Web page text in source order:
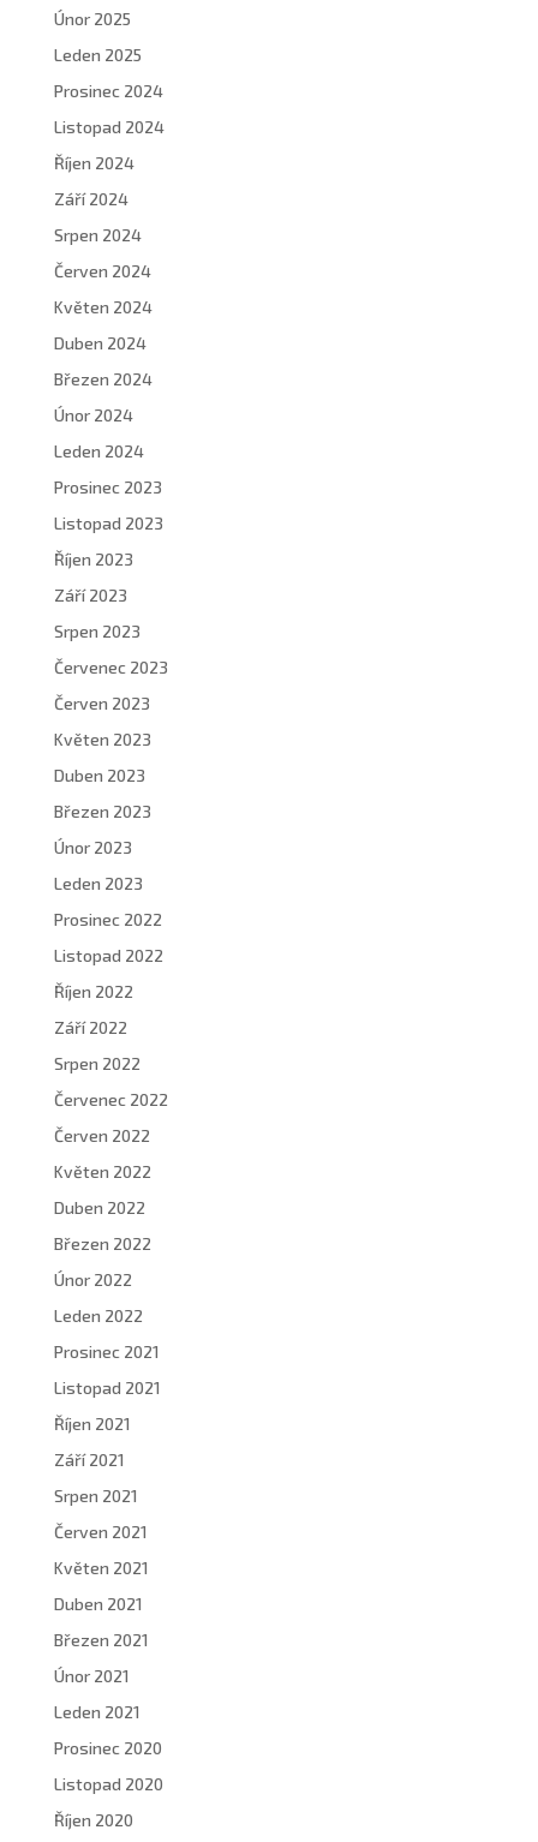
Únor 2025
Leden 2025
Prosinec 2024
Listopad 2024
Říjen 2024
Září 2024
Srpen 2024
Červen 2024
Květen 2024
Duben 2024
Březen 2024
Únor 2024
Leden 2024
Prosinec 2023
Listopad 2023
Říjen 2023
Září 2023
Srpen 2023
Červenec 2023
Červen 2023
Květen 2023
Duben 2023
Březen 2023
Únor 2023
Leden 2023
Prosinec 2022
Listopad 2022
Říjen 2022
Září 2022
Srpen 2022
Červenec 2022
Červen 2022
Květen 2022
Duben 2022
Březen 2022
Únor 2022
Leden 2022
Prosinec 2021
Listopad 2021
Říjen 2021
Září 2021
Srpen 2021
Červen 2021
Květen 2021
Duben 2021
Březen 2021
Únor 2021
Leden 2021
Prosinec 2020
Listopad 2020
Říjen 2020